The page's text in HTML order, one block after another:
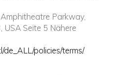
Amphitheatre Parkway,
USA Seite 5 Nähere
policies/terms/.